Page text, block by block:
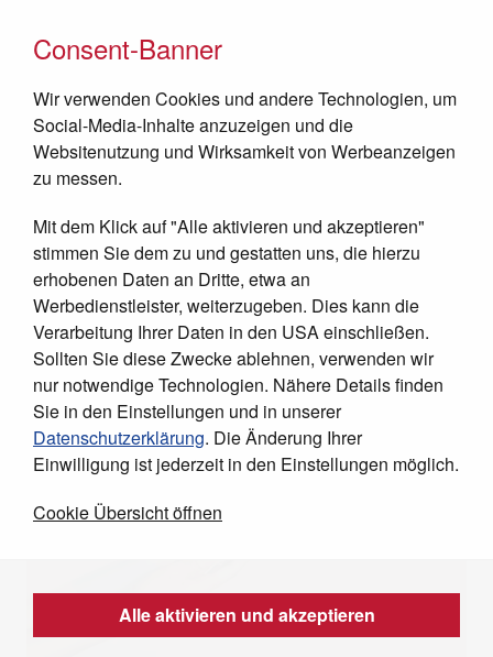
JETZT SPENDEN
Consent-Banner
Wir verwenden Cookies und andere Technologien, um
Social-Media-Inhalte anzuzeigen und die
Websitenutzung und Wirksamkeit von Werbeanzeigen
zu messen.
Mit dem Klick auf "Alle aktivieren und akzeptieren"
stimmen Sie dem zu und gestatten uns, die hierzu
erhobenen Daten an Dritte, etwa an
Werbedienstleister, weiterzugeben. Dies kann die
Verarbeitung Ihrer Daten in den USA einschließen.
Sollten Sie diese Zwecke ablehnen, verwenden wir
nur notwendige Technologien. Nähere Details finden
Sie in den Einstellungen und in unserer
Datenschutzerklärung. Die Änderung Ihrer
Einwilligung ist jederzeit in den Einstellungen möglich.
Cookie Übersicht öffnen
Alle aktivieren und akzeptieren